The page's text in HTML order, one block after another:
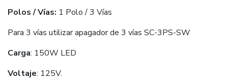
Polos / Vías: 1 Polo / 3 Vías
Para 3 vías utilizar apagador de 3 vías SC-3PS-SW
Carga: 150W LED
Voltaje: 125V.